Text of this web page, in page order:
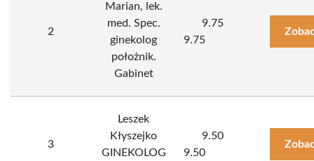
2
Marian, lek.
med. Spec.
ginekolog
położnik.
Gabinet
9.75
9.75
3
Leszek
Kłyszejko
GINEKOLOG
9.50
9.50